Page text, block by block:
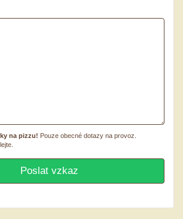
na pizzu! Pouze obecné dotazy na provoz.